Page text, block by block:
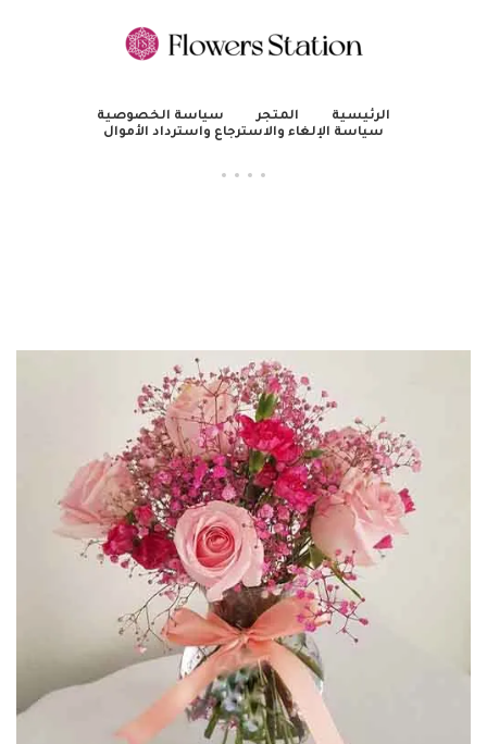
الرئيسية المتجر
سياسة الخصوصية
سياسة الإلغاء والاسترجاع واسترداد الأموال